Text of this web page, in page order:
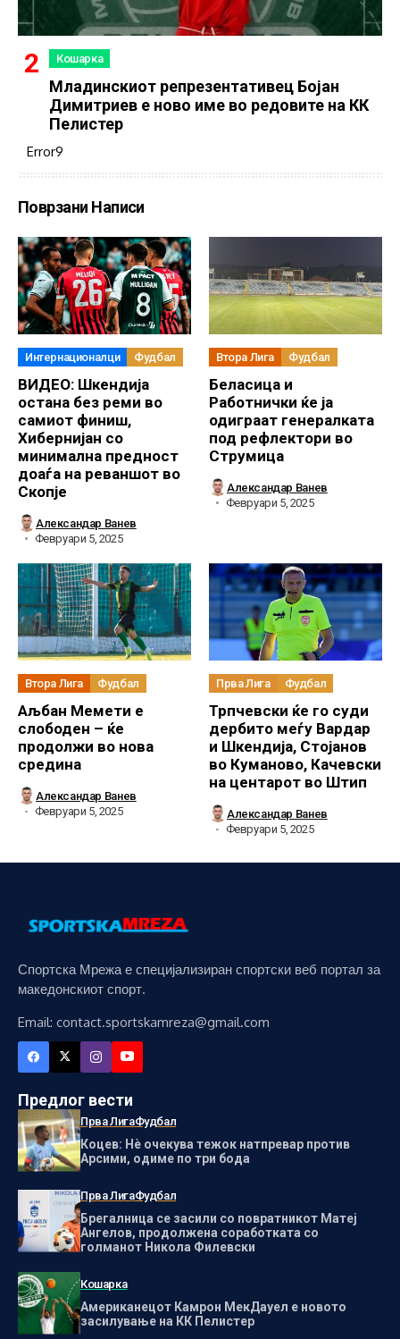
Кошарка
Младинскиот репрезентативец Бојан
Димитриев е ново име во редовите на КК
Пелистер
Error9
Поврзани Написи
Интернационалци Фудбал
ВИДЕО: Шкендија
остана без реми во
самиот финиш,
Хибернијан со
минимална предност
доаѓа на реваншот во
Скопје
Александар Ванев
Февруари 5, 2025
Втора Лига Фудбал
Беласица и
Работнички ќе ја
одиграат генералката
под рефлектори во
Струмица
Александар Ванев
Февруари 5, 2025
Втора Лига Фудбал
Аљбан Мемети е
слободен – ќе
продолжи во нова
средина
Александар Ванев
Февруари 5, 2025
Прва Лига Фудбал
Трпчевски ќе го суди
дербито меѓу Вардар
и Шкендија, Стојанов
во Куманово, Качевски
на центарот во Штип
Александар Ванев
Февруари 5, 2025
Спортска Мрежа е специјализиран спортски веб портал за
македонскиот спорт.
Email: contact.sportskamreza@gmail.com
Предлог вести
Прва ЛигаФудбал
Коцев: Нѐ очекува тежок натпревар против
Арсими, одиме по три бода
Прва ЛигаФудбал
Брегалница се засили со повратникот Матеј
Ангелов, продолжена соработката со
голманот Никола Филевски
Кошарка
Американецот Камрон МекДауел е новото
засилување на КК Пелистер